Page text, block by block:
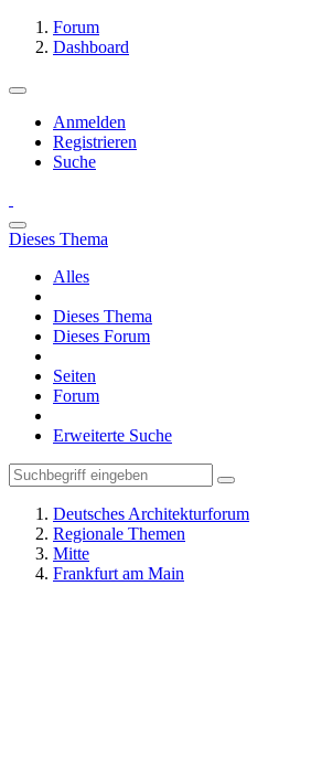
Forum
Dashboard
Anmelden
Registrieren
Suche
Dieses Thema
Alles
Dieses Thema
Dieses Forum
Seiten
Forum
Erweiterte Suche
Deutsches Architekturforum
Regionale Themen
Mitte
Frankfurt am Main